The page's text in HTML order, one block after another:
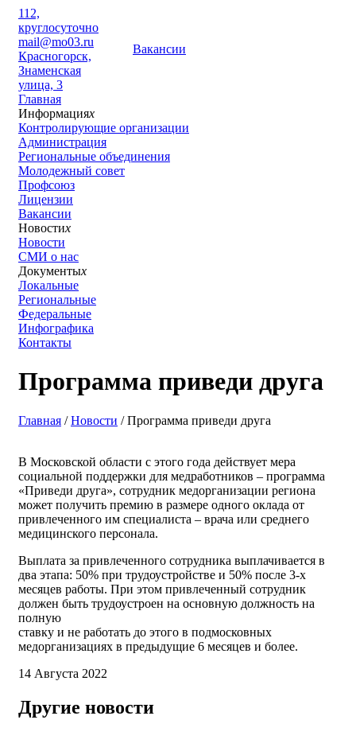
112,
круглосуточно
mail@mo03.ru
Красногорск,
Знаменская
улица, 3
Вакансии
Главная
Информацияx
Контролирующие организации
Администрация
Региональные объединения
Молодежный совет
Профсоюз
Лицензии
Вакансии
Новостиx
Новости
СМИ о нас
Документыx
Локальные
Региональные
Федеральные
Инфографика
Контакты
Программа приведи друга
Главная /Новости / Программа приведи друга
В Московской области с этого года действует мера
социальной поддержки для медработников – программа
«Приведи друга», сотрудник медорганизации региона
может получить премию в размере одного оклада от
привлеченного им специалиста – врача или среднего
медицинского персонала.
Выплата за привлеченного сотрудника выплачивается в
два этапа: 50% при трудоустройстве и 50% после 3-х
месяцев работы. При этом привлеченный сотрудник
должен быть трудоустроен на основную должность на
полную
ставку и не работать до этого в подмосковных
медорганизациях в предыдущие 6 месяцев и более.
14 Августа 2022
Другие новости